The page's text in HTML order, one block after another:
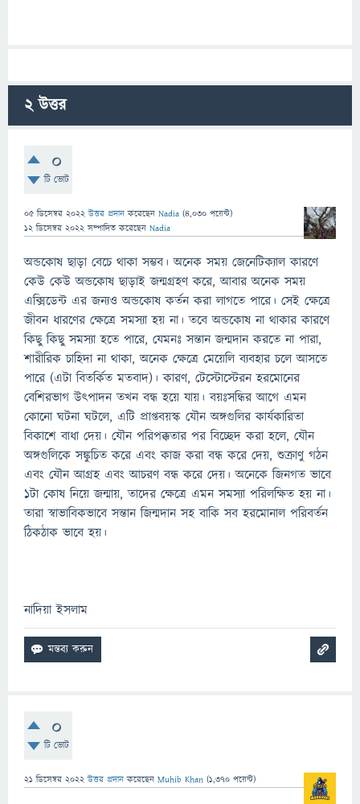
2উত্তর
0
টি ভোট
05 ডিসেম্বর 2022 উত্তর প্রদান করেছেন Nadia (4,030 পয়েন্ট)
12 ডিসেম্বর 2022 সম্পাদিত করেছেন Nadia
অন্ডকোষ ছাড়া বেচে থাকা সম্ভব। অনেক সময় জেনেটিক্যাল কারণে
কেউ কেউ অন্ডকোষ ছাড়াই জন্মগ্রহণ করে, আবার অনেক সময়
এক্সিডেন্ট এর জন্যও অন্ডকোষ কর্তন করা লাগতে পারে। সেই ক্ষেত্রে
জীবন ধারণের ক্ষেত্রে সমস্যা হয় না। তবে অন্ডকোষ না থাকার কারণে
কিছু কিছু সমস্যা হতে পারে, যেমনঃ সন্তান জন্মদান করতে না পারা,
শারীরিক চাহিদা না থাকা, অনেক ক্ষেত্রে মেয়েলি ব্যবহার চলে আসতে
পারে (এটা বিতর্কিত মতবাদ)। কারণ, টেস্টোস্টেরন হরমোনের
বেশিরভাগ উৎপাদন তখন বন্ধ হয়ে যায়। বয়ঃসন্ধির আগে এমন
কোনো ঘটনা ঘটলে, এটি প্রাপ্তবয়স্ক যৌন অঙ্গগুলির কার্যকারিতা
বিকাশে বাধা দেয়। যৌন পরিপক্কতার পর বিচ্ছেদ করা হলে, যৌন
অঙ্গগুলিকে সঙ্কুচিত করে এবং কাজ করা বন্ধ করে দেয়, শুক্রাণু গঠন
এবং যৌন আগ্রহ এবং আচরণ বন্ধ করে দেয়। অনেকে জিনগত ভাবে
১টা কোষ নিয়ে জন্মায়, তাদের ক্ষেত্রে এমন সমস্যা পরিলক্ষিত হয় না।
তারা স্বাভাবিকভাবে সন্তান জিন্মদান সহ বাকি সব হরমোনাল পরিবর্তন
ঠিকঠাক ভাবে হয়।
নাদিয়া ইসলাম
0
টি ভোট
21 ডিসেম্বর 2022 উত্তর প্রদান করেছেন Muhib Khan (1,370 পয়েন্ট)